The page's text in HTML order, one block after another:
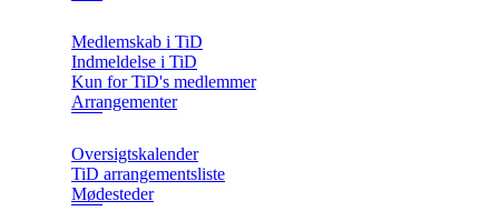
Medlemskab i TiD
Indmeldelse i TiD
Kun for TiD's medlemmer
Arrangementer
Oversigtskalender
TiD arrangementsliste
Mødesteder